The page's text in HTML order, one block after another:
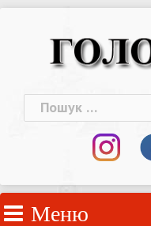
Пошук:
Меню